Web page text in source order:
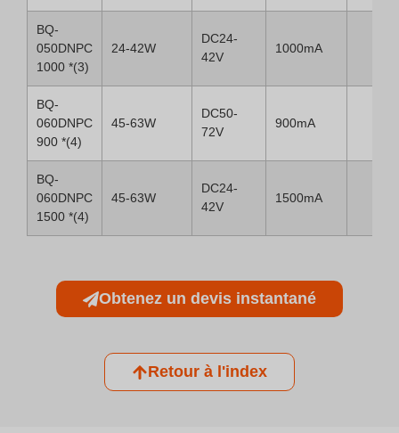
BQ-
050DNPC
1000 *(3)
24-42W
DC24-
42V
1000mA
BQ-
060DNPC
900 *(4)
45-63W
DC50-
72V
900mA
BQ-
060DNPC
1500 *(4)
45-63W
DC24-
42V
1500mA
Obtenez un devis instantané
Retour à l'index